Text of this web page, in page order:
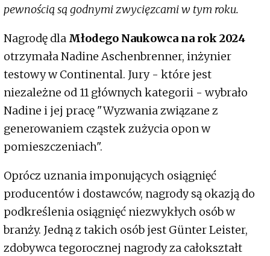
pewnością są godnymi zwycięzcami w tym roku.
Nagrodę dla Młodego Naukowca na rok 2024
otrzymała Nadine Aschenbrenner, inżynier
testowy w Continental. Jury - które jest
niezależne od 11 głównych kategorii - wybrało
Nadine i jej pracę "Wyzwania związane z
generowaniem cząstek zużycia opon w
pomieszczeniach".
Oprócz uznania imponujących osiągnięć
producentów i dostawców, nagrody są okazją do
podkreślenia osiągnięć niezwykłych osób w
branży. Jedną z takich osób jest Günter Leister,
zdobywca tegorocznej nagrody za całokształt